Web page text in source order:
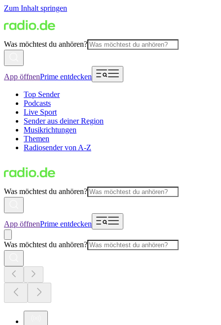
Zum Inhalt springen
Was möchtest du anhören?
App öffnenPrime entdecken
Top Sender
Podcasts
Live Sport
Sender aus deiner Region
Musikrichtungen
Themen
Radiosender von A-Z
Was möchtest du anhören?
App öffnenPrime entdecken
Was möchtest du anhören?